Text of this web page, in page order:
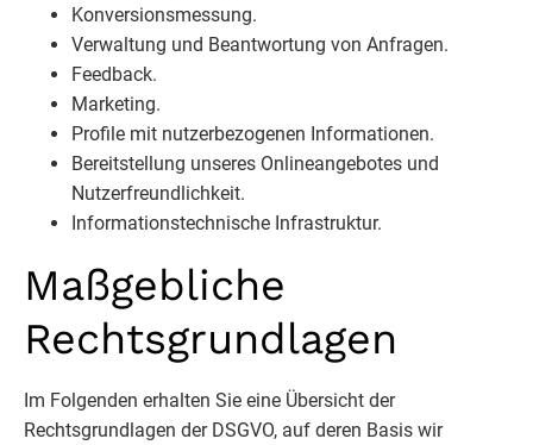
Konversionsmessung.
Verwaltung und Beantwortung von Anfragen.
Feedback.
Marketing.
Profile mit nutzerbezogenen Informationen.
Bereitstellung unseres Onlineangebotes und
Nutzerfreundlichkeit.
Informationstechnische Infrastruktur.
Maßgebliche
Rechtsgrundlagen
Im Folgenden erhalten Sie eine Übersicht der
Rechtsgrundlagen der DSGVO, auf deren Basis wir